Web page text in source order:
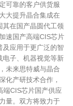
可靠的客户供货服
大提升晶合集成在
其在国产晶圆代工领
速国产高端CIS芯片
及应用于更广泛的智
电子、机器视觉等新
未来思特威与晶合
化产研技术合作，
端CIS芯片国产供应
量。双方将致力于